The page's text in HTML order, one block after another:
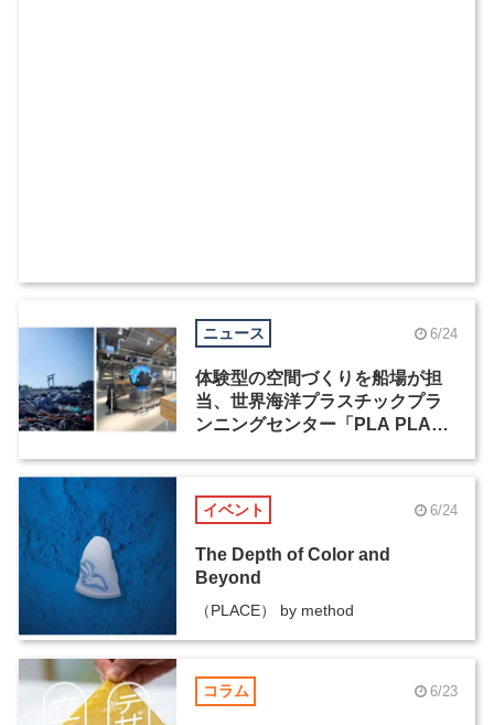
ニュース 6/24
体験型の空間づくりを船場が担
当、世界海洋プラスチックプラ
ンニングセンター「PLA PLA」
イベント 6/24
The Depth of Color and
Beyond
（PLACE） by method
コラム 6/23